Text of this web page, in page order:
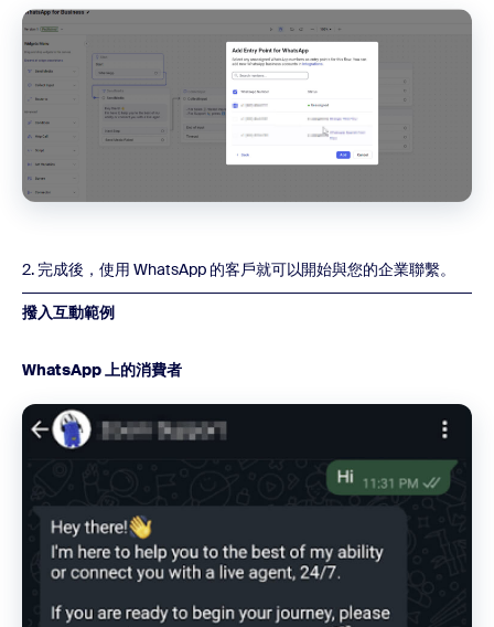
2. 完成後，使用 WhatsApp 的客戶就可以開始與您的企業聯繫。
撥入互動範例
WhatsApp 上的消費者